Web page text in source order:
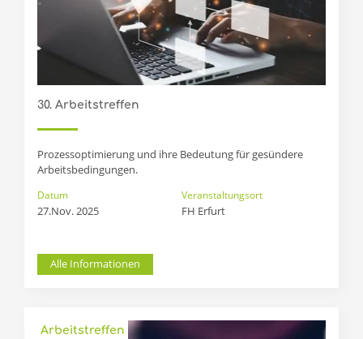
30. Arbeitstreffen
Prozessoptimierung und ihre Bedeutung für gesündere
Arbeitsbedingungen.
Alle Informationen
Datum
27.Nov. 2025
Veranstaltungsort
FH Erfurt
Arbeitstreffen